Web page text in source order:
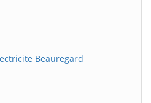
Beauregard